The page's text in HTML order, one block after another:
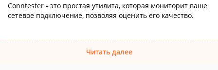
Conntester - это простая утилита, которая мониторит ваше
сетевое подключение, позволяя оценить его качество.
Читать далее